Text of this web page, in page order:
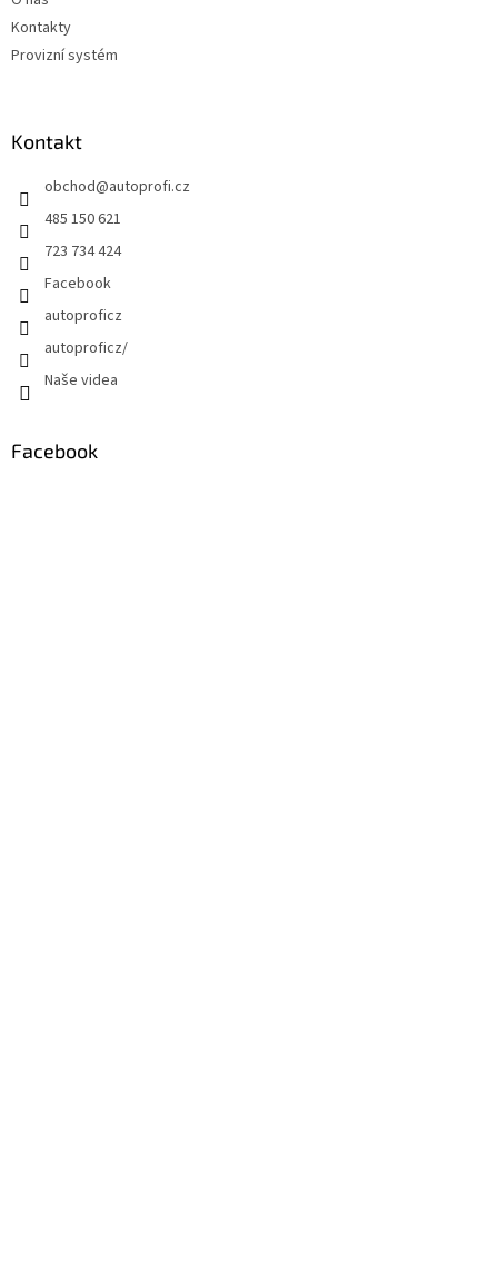
Kontakty
Provizní systém
Kontakt
obchod@autoprofi.cz
485 150 621
723 734 424
Facebook
autoproficz
autoproficz/
Naše videa
Facebook